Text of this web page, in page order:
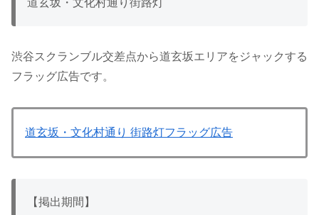
道玄坂・文化村通り街路灯
渋谷スクランブル交差点から道玄坂エリアをジャックする
フラッグ広告です。
道玄坂・文化村通り 街路灯フラッグ広告
【掲出期間】